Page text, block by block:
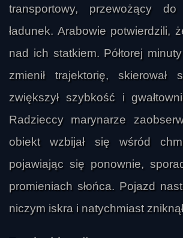
transportowy, przewożący
ładunek. Arabowie potwierdzili,
nad ich statkiem. Półtorej
zmienił trajektorię,
zwiększył szybkość i
Radzieccy marynarze
obiekt wzbijał się wśród
pojawiając się ponownie,
promieniach słońca. Pojazd
niczym iskra i natychmiast